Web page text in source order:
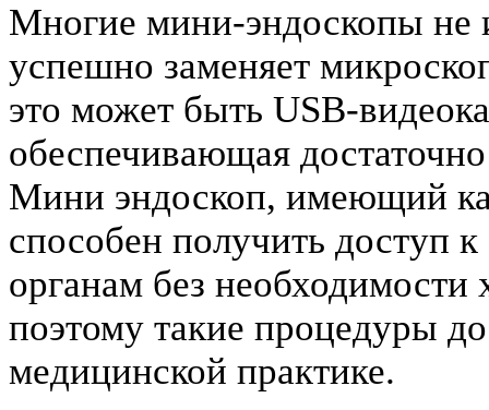
Многие мини-эндоскопы не
успешно заменяет
это может быть USB-
обеспечивающая
Мини эндоскоп, имеющий
способен получить доступ
органам без необходимости
поэтому такие процедуры
медицинской практике.